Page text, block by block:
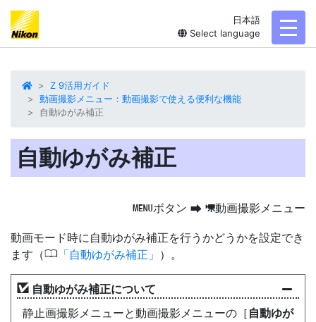
日本語
Select language
Z 9活用ガイド
動画撮影メニュー：動画撮影で使える便利な機能
自動ゆがみ補正
自動ゆがみ補正
Gボタン U 1動画撮影メニュー
動画モード時に自動ゆがみ補正を行うかどうかを設定でき
ます（0 自動ゆがみ補正 ）。
自動ゆがみ補正について
静止画撮影メニューと動画撮影メニューの［ 自動ゆが